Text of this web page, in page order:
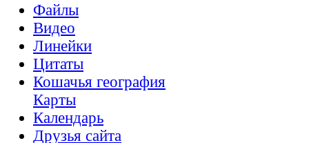
Файлы
Видео
Линейки
Цитаты
Кошачья география
Карты
Календарь
Друзья сайта